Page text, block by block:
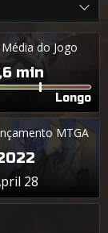
do Jogo
min
Longo
MTGA
28